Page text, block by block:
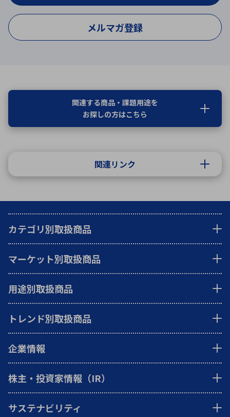
メルマガ登録
関連する商品・課題用途を
お探しの方はこちら
関連リンク
カテゴリ別取扱商品
マーケット別取扱商品
用途別取扱商品
トレンド別取扱商品
企業情報
株主・投資家情報（IR）
サステナビリティ